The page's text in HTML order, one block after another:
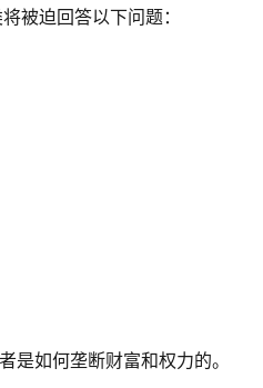
被迫回答以下问题：
是如何垄断财富和权力的。